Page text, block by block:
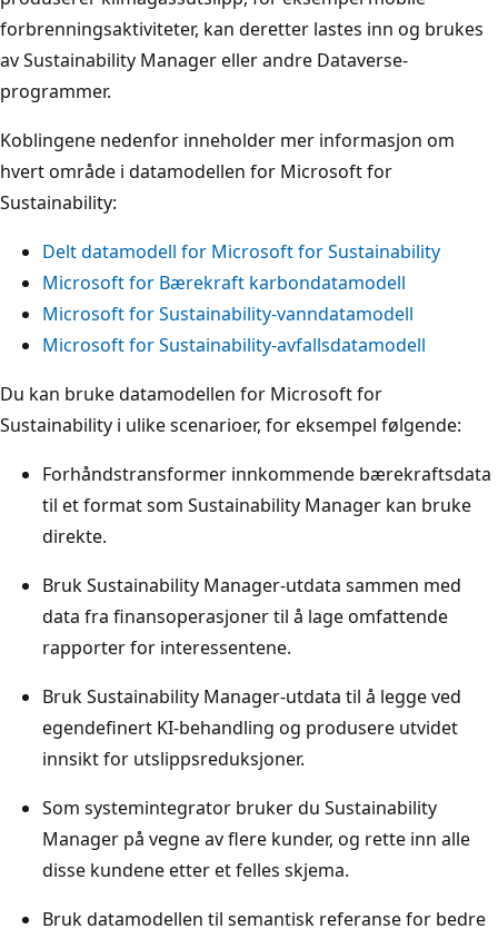
forbrenningsaktiviteter, kan deretter lastes inn og brukes
av Sustainability Manager eller andre Dataverse-
programmer.
Koblingene nedenfor inneholder mer informasjon om
hvert område i datamodellen for Microsoft for
Sustainability:
Delt datamodell for Microsoft for Sustainability
Microsoft for Bærekraft karbondatamodell
Microsoft for Sustainability-vanndatamodell
Microsoft for Sustainability-avfallsdatamodell
Du kan bruke datamodellen for Microsoft for
Sustainability i ulike scenarioer, for eksempel følgende:
Forhåndstransformer innkommende bærekraftsdata
til et format som Sustainability Manager kan bruke
direkte.
Bruk Sustainability Manager-utdata sammen med
data fra finansoperasjoner til å lage omfattende
rapporter for interessentene.
Bruk Sustainability Manager-utdata til å legge ved
egendefinert KI-behandling og produsere utvidet
innsikt for utslippsreduksjoner.
Som systemintegrator bruker du Sustainability
Manager på vegne av flere kunder, og rette inn alle
disse kundene etter et felles skjema.
Bruk datamodellen til semantisk referanse for bedre